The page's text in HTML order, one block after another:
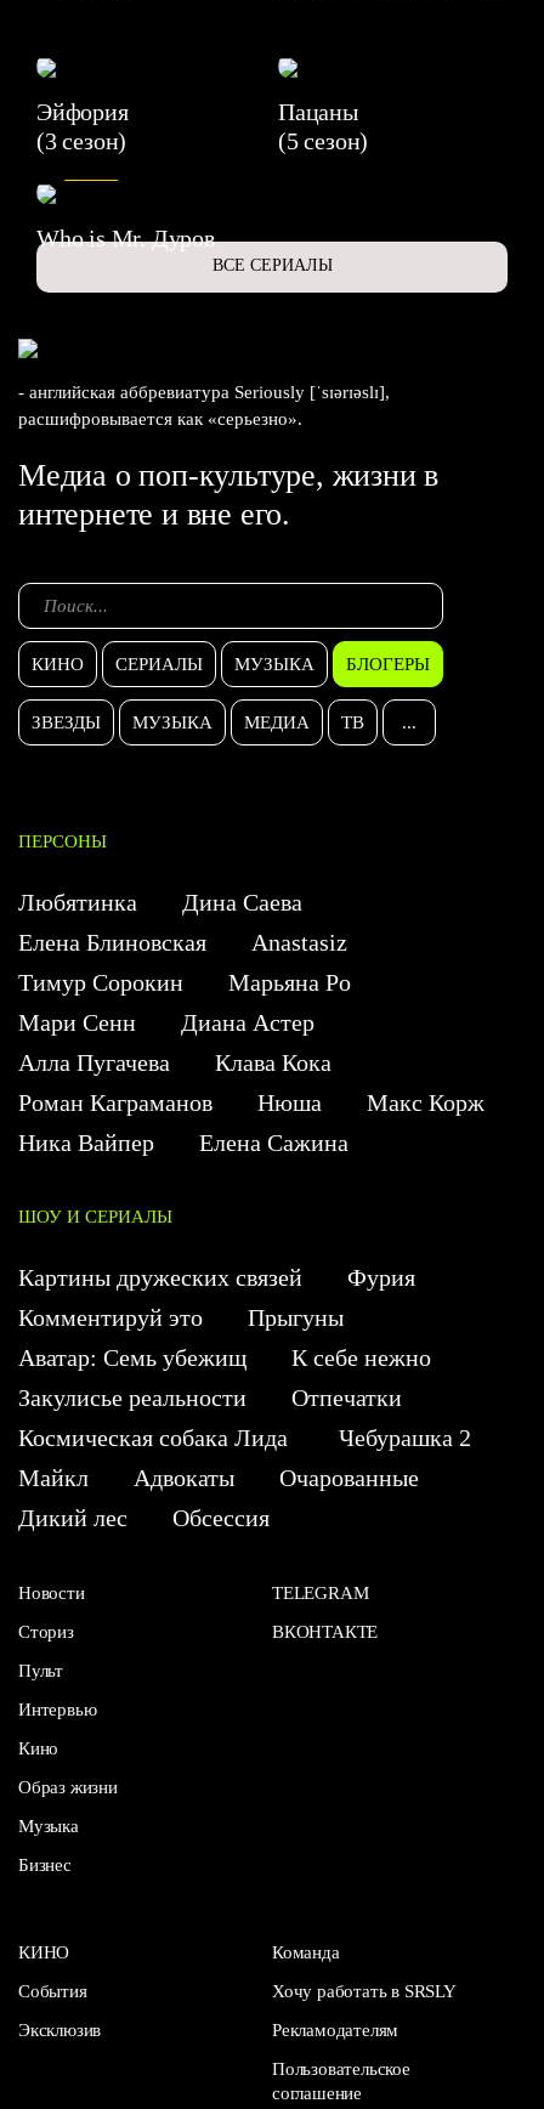
Эйфория
(3 сезон)
Пацаны
(5 сезон)
Who is Mr. Дуров
ВСЕ СЕРИАЛЫ
- английская аббревиатура Seriously [ˈsɪərɪəslɪ],
расшифровывается как «серьезно».
Медиа о поп-культуре, жизни в
интернете и вне его.
КИНО СЕРИАЛЫ МУЗЫКА БЛОГЕРЫ
ЗВЕЗДЫ МУЗЫКА МЕДИА ТВ ...
ПЕРСОНЫ
Любятинка
Дина Саева
Елена Блиновская
Anastasiz
Тимур Сорокин
Марьяна Ро
Мари Сенн
Диана Астер
Алла Пугачева
Клава Кока
Роман Каграманов
Нюша
Макс Корж
Ника Вайпер
Елена Сажина
ШОУ И СЕРИАЛЫ
Картины дружеских связей
Фурия
Комментируй это
Прыгуны
Аватар: Семь убежищ
К себе нежно
Закулисье реальности
Отпечатки
Космическая собака Лида
Чебурашка 2
Майкл
Адвокаты
Очарованные
Дикий лес
Обсессия
Новости
Сториз
Пульт
Интервью
Кино
Образ жизни
Музыка
Бизнес
TELEGRAM
ВКОНТАКТЕ
КИНО
События
Эксклюзив
Команда
Хочу работать в SRSLY
Рекламодателям
Пользовательское
соглашение